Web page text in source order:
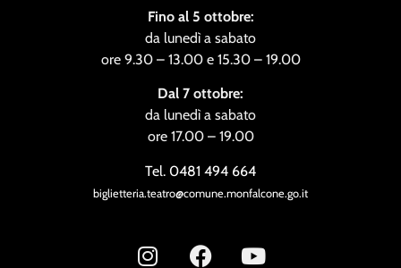
Fino al 5 ottobre:
da lunedì a sabato
ore 9.30 – 13.00 e 15.30 – 19.00
Dal 7 ottobre:
da lunedì a sabato
ore 17.00 – 19.00
Tel. 0481 494 664
biglietteria.teatro@comune.monfalcone.go.it